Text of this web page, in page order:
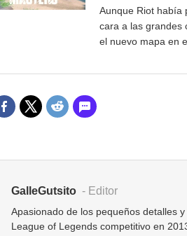
juego
Aunque Riot había
cara a las grandes
el nuevo mapa en
GalleGutsito - Editor
Apasionado de los pequeños detalles
League of Legends competitivo en